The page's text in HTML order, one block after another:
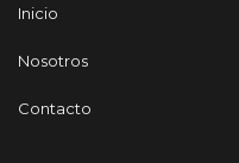
Inicio
Nosotros
Contacto